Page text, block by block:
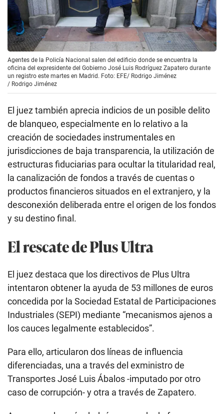
Agentes de la Policía Nacional salen del edificio donde se encuentra la
oficina del expresidente del Gobierno José Luis Rodríguez Zapatero durante
un registro este martes en Madrid. Foto: EFE/ Rodrigo Jiménez
/ Rodrigo Jiménez
El juez también aprecia indicios de un posible delito
de blanqueo, especialmente en lo relativo a la
creación de sociedades instrumentales en
jurisdicciones de baja transparencia, la utilización de
estructuras fiduciarias para ocultar la titularidad real,
la canalización de fondos a través de cuentas o
productos financieros situados en el extranjero, y la
desconexión deliberada entre el origen de los fondos
y su destino final.
El rescate de Plus Ultra
El juez destaca que los directivos de Plus Ultra
intentaron obtener la ayuda de 53 millones de euros
concedida por la Sociedad Estatal de Participaciones
Industriales (SEPI) mediante “mecanismos ajenos a
los cauces legalmente establecidos”.
Para ello, articularon dos líneas de influencia
diferenciadas, una a través del exministro de
Transportes José Luis Ábalos -imputado por otro
caso de corrupción- y otra a través de Zapatero.